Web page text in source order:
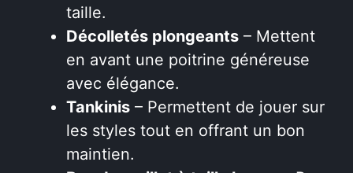
taille.
Décolletés plongeants – Mettent
en avant une poitrine généreuse
avec élégance.
Tankinis – Permettent de jouer sur
les styles tout en offrant un bon
maintien.